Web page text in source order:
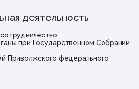
деятельность
при Государственном Собрании
Приволжского федерального